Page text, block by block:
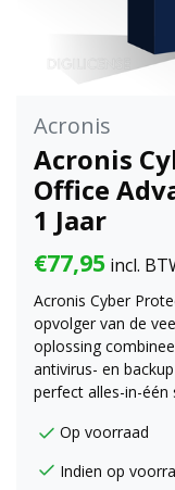
Acronis
Acronis
Office
1 Jaar
€77,95 incl.
Acronis Cyber
opvolger van de
oplossing
antivirus- en
perfect alles-in-één
Op voorraad
Indien op